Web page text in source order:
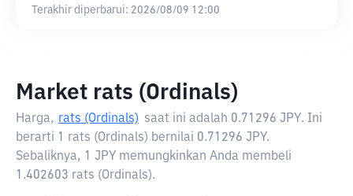
Terakhir diperbarui: 2026/08/09 12:00
Market rats (Ordinals)
Harga, rats (Ordinals) saat ini adalah 0.71296 JPY. Ini
berarti 1 rats (Ordinals) bernilai 0.71296 JPY.
Sebaliknya, 1 JPY memungkinkan Anda membeli
1.402603 rats (Ordinals).